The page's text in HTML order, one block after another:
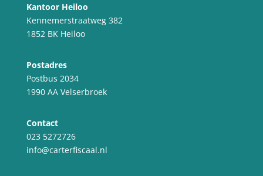
Kantoor Heiloo
Kennemerstraatweg 382
1852 BK Heiloo
Postadres
Postbus 2034
1990 AA Velserbroek
Contact
023 5272726
info@carterfiscaal.nl